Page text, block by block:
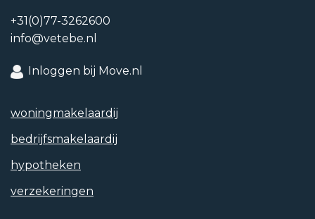
+31(0)77-3262600
info@vetebe.nl
Inloggen bij Move.nl
woning­makelaardij
bedrijfs­makelaardij
hypotheken
verzekeringen